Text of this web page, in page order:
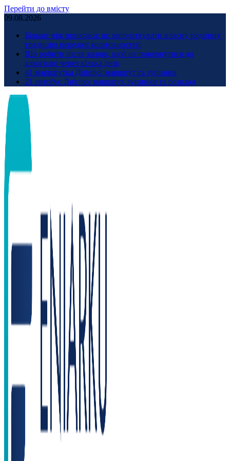
Перейти до вмісту
09.08.2026
Більше ніж прикраса: як започаткувати власну родинну
традицію передачі коштовностей
Що робити після запою, щоб не повернутися до
алкоголю через кілька днів
41 маршрутка Дніпро: маршрут та зупинки
21 автобус Дніпро: маршрут, зупинки та розклад